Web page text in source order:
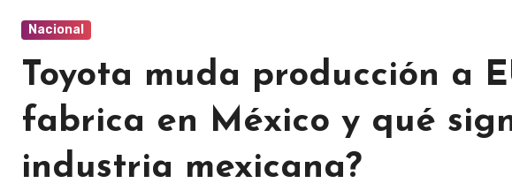
Nacional
Toyota muda producción a
fabrica en México y qué
industria mexicana?